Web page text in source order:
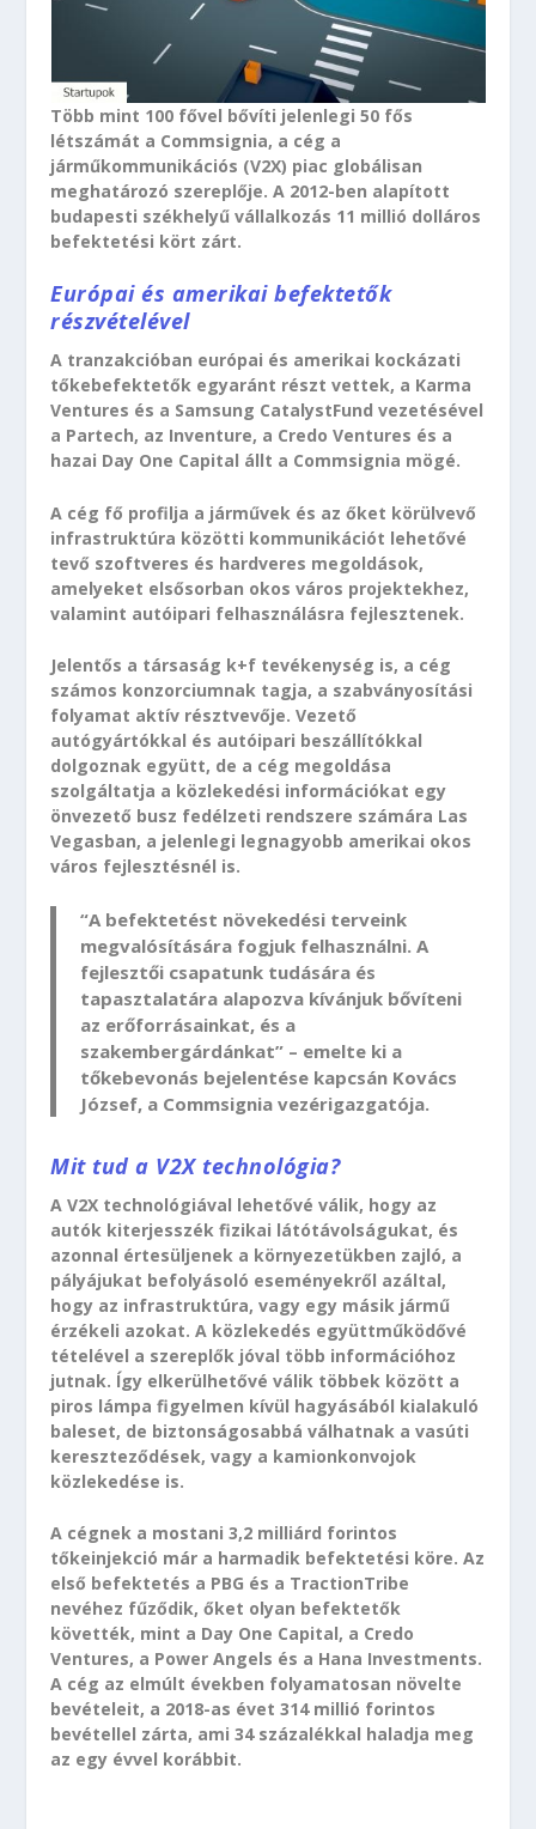
Több mint 100 fővel bővíti jelenlegi 50 fős
létszámát a Commsignia, a cég a
járműkommunikációs (V2X) piac globálisan
meghatározó szereplője. A 2012-ben alapított
budapesti székhelyű vállalkozás 11 millió dolláros
befektetési kört zárt.
Európai és amerikai befektetők
részvételével
A tranzakcióban európai és amerikai kockázati
tőkebefektetők egyaránt részt vettek, a Karma
Ventures és a Samsung CatalystFund vezetésével
a Partech, az Inventure, a Credo Ventures és a
hazai Day One Capital állt a Commsignia mögé.
A cég fő profilja a járművek és az őket körülvevő
infrastruktúra közötti kommunikációt lehetővé
tevő szoftveres és hardveres megoldások,
amelyeket elsősorban okos város projektekhez,
valamint autóipari felhasználásra fejlesztenek.
Jelentős a társaság k+f tevékenység is, a cég
számos konzorciumnak tagja, a szabványosítási
folyamat aktív résztvevője. Vezető
autógyártókkal és autóipari beszállítókkal
dolgoznak együtt, de a cég megoldása
szolgáltatja a közlekedési információkat egy
önvezető busz fedélzeti rendszere számára Las
Vegasban, a jelenlegi legnagyobb amerikai okos
város fejlesztésnél is.
“A befektetést növekedési terveink
megvalósítására fogjuk felhasználni. A
fejlesztői csapatunk tudására és
tapasztalatára alapozva kívánjuk bővíteni
az erőforrásainkat, és a
szakembergárdánkat” – emelte ki a
tőkebevonás bejelentése kapcsán Kovács
József, a Commsignia vezérigazgatója.
Mit tud a V2X technológia?
A V2X technológiával lehetővé válik, hogy az
autók kiterjesszék fizikai látótávolságukat, és
azonnal értesüljenek a környezetükben zajló, a
pályájukat befolyásoló eseményekről azáltal,
hogy az infrastruktúra, vagy egy másik jármű
érzékeli azokat. A közlekedés együttműködővé
tételével a szereplők jóval több információhoz
jutnak. Így elkerülhetővé válik többek között a
piros lámpa figyelmen kívül hagyásából kialakuló
baleset, de biztonságosabbá válhatnak a vasúti
kereszteződések, vagy a kamionkonvojok
közlekedése is.
A cégnek a mostani 3,2 milliárd forintos
tőkeinjekció már a harmadik befektetési köre. Az
első befektetés a PBG és a TractionTribe
nevéhez fűződik, őket olyan befektetők
követték, mint a Day One Capital, a Credo
Ventures, a Power Angels és a Hana Investments.
A cég az elmúlt években folyamatosan növelte
bevételeit, a 2018-as évet 314 millió forintos
bevétellel zárta, ami 34 százalékkal haladja meg
az egy évvel korábbit.